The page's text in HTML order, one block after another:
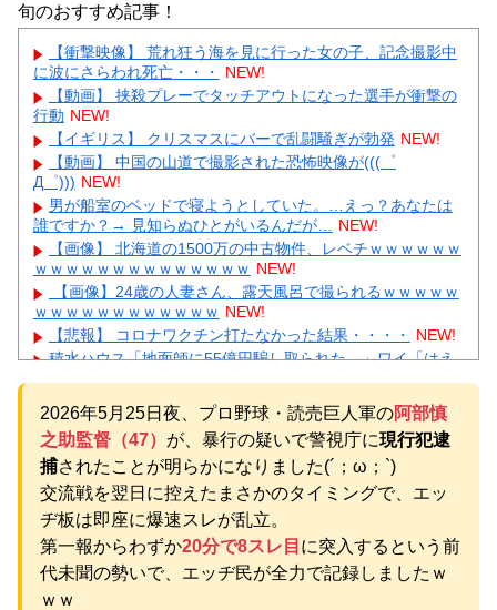
旬のおすすめ記事！
【衝撃映像】 荒れ狂う海を見に行った女の子、記念撮影中
に波にさらわれ死亡・・・
NEW!
【動画】 挟殺プレーでタッチアウトになった選手が衝撃の
行動 NEW!
【イギリス】 クリスマスにバーで乱闘騒ぎが勃発 NEW!
【動画】 中国の山道で撮影された恐怖映像が(((゜
Д゜))) NEW!
男が船室のベッドで寝ようとしていた。…えっ？あなたは
誰ですか？→ 見知らぬひとがいるんだが… NEW!
【画像】 北海道の1500万の中古物件、レベチｗｗｗｗｗｗ
ｗｗｗｗｗｗｗｗｗｗｗｗｗｗ NEW!
【画像】24歳の人妻さん、露天風呂で撮られるｗｗｗｗｗ
ｗｗｗｗｗｗｗｗｗｗｗｗ NEW!
【悲報】 コロナワクチン打たなかった結果・・・・
NEW!
積水ハウス「地面師に55億円騙し取られた…」ワイ「はえ
ーかわいそう…会社滅茶苦茶やろなぁ」→ NEW!
【画像】 『金田一少年の事件簿』で好きな死体ランキング
１位がこちら！ NEW!
【物議】広末涼子まさかの地上波復帰→”次男の言葉”にガル
民大激論ｗｗｗ
【衝撃】｢ブラに5000円は贅沢｣と妻を叱った夫→まさかの
正体にガル民が大激怒ｗｗｗ
元AKB社長、22億円申告漏れ 乃木坂46運営会社の株式を
パチンコ京楽産業に譲渡【ノース・リバー】【窪田康志】
元AKB社長、22億円申告漏れ 乃木坂46運営会社の株式を
パチンコ京楽産業に譲渡【ノース・リバー】【窪田康志】
2026年5月25日夜、プロ野球・読売巨人軍の阿部慎
之助監督（47） が、暴行の疑いで警視庁に現行犯逮
捕されたことが明らかになりました(´；ω；`)
交流戦を翌日に控えたまさかのタイミングで、エッ
ヂ板は即座に爆速スレが乱立。
第一報からわずか20分で8スレ目 に突入するという前
代未聞の勢いで、エッヂ民が全力で記録しましたｗ
ｗｗ